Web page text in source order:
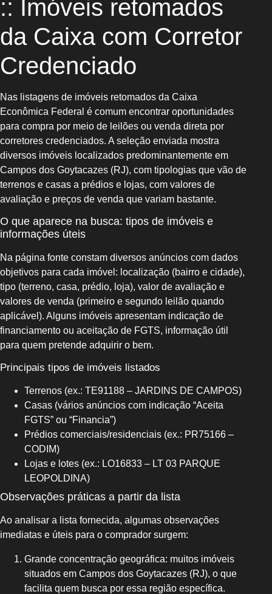
:: Imóveis retomados
da Caixa com Corretor
Credenciado
Nas listagens de imóveis retomados da Caixa
Econômica Federal é comum encontrar oportunidades
para compra por meio de leilões ou venda direta por
corretores credenciados. A seleção enviada mostra
diversos imóveis localizados predominantemente em
Campos dos Goytacazes (RJ), com tipologias que vão de
terrenos e casas a prédios e lojas, com valores de
avaliação e preços de venda que variam bastante.
O que aparece na busca: tipos de imóveis e
informações úteis
Na página fonte constam diversos anúncios com dados
objetivos para cada imóvel: localização (bairro e cidade),
tipo (terreno, casa, prédio, loja), valor de avaliação e
valores de venda (primeiro e segundo leilão quando
aplicável). Alguns imóveis apresentam indicação de
financiamento ou aceitação de FGTS, informação útil
para quem pretende adquirir o bem.
Principais tipos de imóveis listados
Terrenos (ex.: TE91188 – JARDINS DE CAMPOS)
Casas (vários anúncios com indicação “Aceita
FGTS” ou “Financia”)
Prédios comerciais/residenciais (ex.: PR75166 –
CODIM)
Lojas e lotes (ex.: LO16833 – LT 03 PARQUE
LEOPOLDINA)
Observações práticas a partir da lista
Ao analisar a lista fornecida, algumas observações
imediatas e úteis para o comprador surgem:
Grande concentração geográfica: muitos imóveis
situados em Campos dos Goytacazes (RJ), o que
facilita quem busca por essa região específica.